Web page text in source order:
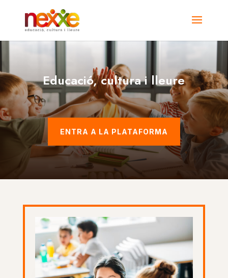
Educació, cultura i lleure
ENTRA A LA PLATAFORMA